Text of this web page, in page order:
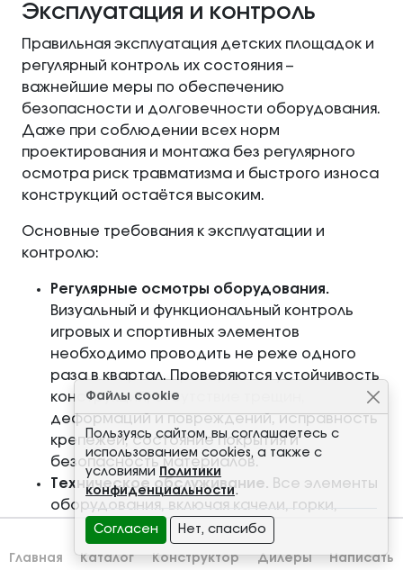
Эксплуатация и контроль
Правильная эксплуатация детских площадок и
регулярный контроль их состояния –
важнейшие меры по обеспечению
безопасности и долговечности оборудования.
Даже при соблюдении всех норм
проектирования и монтажа без регулярного
осмотра риск травматизма и быстрого износа
конструкций остаётся высоким.
Основные требования к эксплуатации и
контролю:
Регулярные осмотры оборудования.
Визуальный и функциональный контроль
игровых и спортивных элементов
необходимо проводить не реже одного
раза в квартал. Проверяются устойчивость
конструкций, отсутствие трещин,
деформаций и повреждений, исправность
крепежей, состояние покрытия и
безопасность материалов.
Техническое обслуживание. Все элементы
оборудования, включая качели, горки,
турники, карусели и малые архитектурные
формы, должны проходить периодическое
Файлы cookie
Пользуясь сайтом, вы соглашаетесь с
использованием cookies, а также с
условиями Политики
конфиденциальности.
Согласен Нет, спасибо
Главная Каталог Конструктор Дилеры Написать